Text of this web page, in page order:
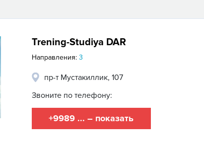
Trening-Studiya DAR
Направления: 3
пр-т Мустакиллик, 107
Звоните по телефону:
+9989 ... – показать